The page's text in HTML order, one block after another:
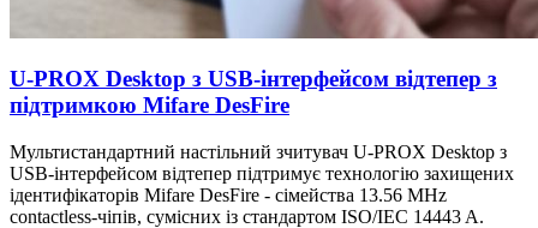
U-PROX Desktop з USB-інтерфейсом відтепер з
підтримкою Mifare DesFire
Мультистандартний настільний зчитувач U-PROX Desktop з
USB-інтерфейсом відтепер підтримує технологію захищених
ідентифікаторів Mifare DesFire - сімейства 13.56 MHz
contactless-чіпів, сумісних із стандартом ISO/IEC 14443 A.